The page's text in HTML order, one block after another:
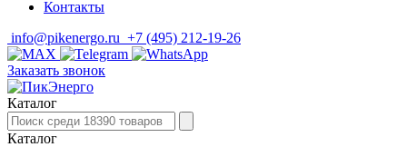
Контакты
info@pikenergo.ru +7 (495) 212-19-26
Заказать звонок
Каталог
Каталог